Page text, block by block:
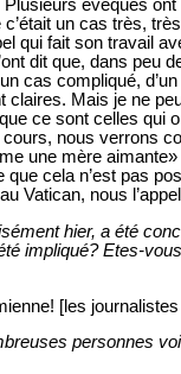
évêques
un cas très,
qui fait son travail
dit que, dans
cas compliqué,
Mais je ne
ce sont celles qui
nous verrons
une mère
cela n’est pas
Vatican, nous
hier, a été
impliqué? Etes-
[les
personnes